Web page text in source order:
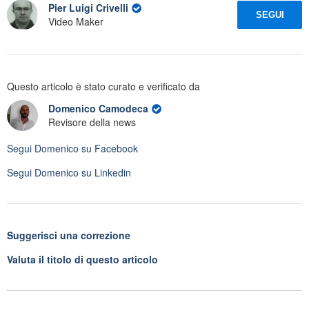
Pier Luigi Crivelli
Video Maker
SEGUI
Questo articolo è stato curato e verificato da
Domenico Camodeca
Revisore della news
Segui Domenico su Facebook
Segui Domenico su Linkedin
Suggerisci una correzione
Valuta il titolo di questo articolo